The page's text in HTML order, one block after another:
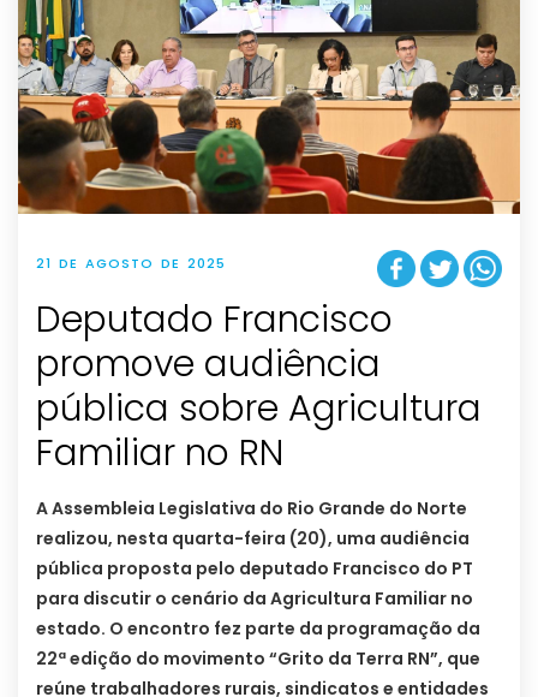
21 DE AGOSTO DE 2025
Deputado Francisco
promove audiência
pública sobre Agricultura
Familiar no RN
A Assembleia Legislativa do Rio Grande do Norte
realizou, nesta quarta-feira (20), uma audiência
pública proposta pelo deputado Francisco do PT
para discutir o cenário da Agricultura Familiar no
estado. O encontro fez parte da programação da
22ª edição do movimento “Grito da Terra RN”, que
reúne trabalhadores rurais, sindicatos e entidades